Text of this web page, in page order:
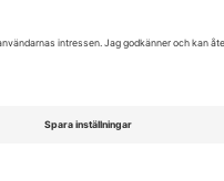
United Kingdom